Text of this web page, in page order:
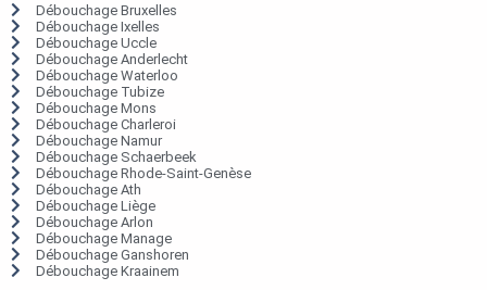
Débouchage Bruxelles
Débouchage Ixelles
Débouchage Uccle
Débouchage Anderlecht
Débouchage Waterloo
Débouchage Tubize
Débouchage Mons
Débouchage Charleroi
Débouchage Namur
Débouchage Schaerbeek
Débouchage Rhode-Saint-Genèse
Débouchage Ath
Débouchage Liège
Débouchage Arlon
Débouchage Manage
Débouchage Ganshoren
Débouchage Kraainem